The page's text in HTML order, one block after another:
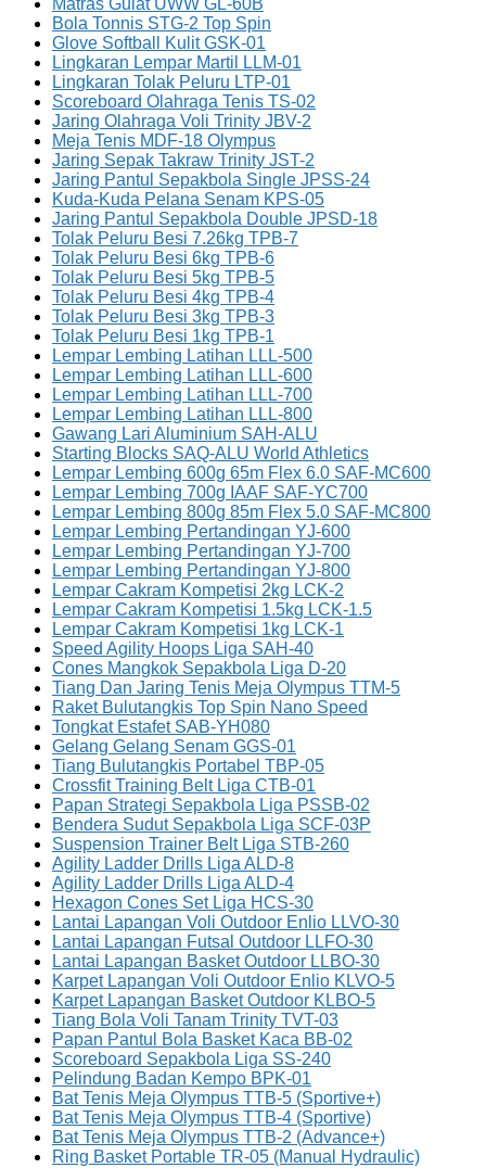
Bola Tonnis STG-2 Top Spin
Glove Softball Kulit GSK-01
Lingkaran Lempar Martil LLM-01
Lingkaran Tolak Peluru LTP-01
Scoreboard Olahraga Tenis TS-02
Jaring Olahraga Voli Trinity JBV-2
Meja Tenis MDF-18 Olympus
Jaring Sepak Takraw Trinity JST-2
Jaring Pantul Sepakbola Single JPSS-24
Kuda-Kuda Pelana Senam KPS-05
Jaring Pantul Sepakbola Double JPSD-18
Tolak Peluru Besi 7.26kg TPB-7
Tolak Peluru Besi 6kg TPB-6
Tolak Peluru Besi 5kg TPB-5
Tolak Peluru Besi 4kg TPB-4
Tolak Peluru Besi 3kg TPB-3
Tolak Peluru Besi 1kg TPB-1
Lempar Lembing Latihan LLL-500
Lempar Lembing Latihan LLL-600
Lempar Lembing Latihan LLL-700
Lempar Lembing Latihan LLL-800
Gawang Lari Aluminium SAH-ALU
Starting Blocks SAQ-ALU World Athletics
Lempar Lembing 600g 65m Flex 6.0 SAF-MC600
Lempar Lembing 700g IAAF SAF-YC700
Lempar Lembing 800g 85m Flex 5.0 SAF-MC800
Lempar Lembing Pertandingan YJ-600
Lempar Lembing Pertandingan YJ-700
Lempar Lembing Pertandingan YJ-800
Lempar Cakram Kompetisi 2kg LCK-2
Lempar Cakram Kompetisi 1.5kg LCK-1.5
Lempar Cakram Kompetisi 1kg LCK-1
Speed Agility Hoops Liga SAH-40
Cones Mangkok Sepakbola Liga D-20
Tiang Dan Jaring Tenis Meja Olympus TTM-5
Raket Bulutangkis Top Spin Nano Speed
Tongkat Estafet SAB-YH080
Gelang Gelang Senam GGS-01
Tiang Bulutangkis Portabel TBP-05
Crossfit Training Belt Liga CTB-01
Papan Strategi Sepakbola Liga PSSB-02
Bendera Sudut Sepakbola Liga SCF-03P
Suspension Trainer Belt Liga STB-260
Agility Ladder Drills Liga ALD-8
Agility Ladder Drills Liga ALD-4
Hexagon Cones Set Liga HCS-30
Lantai Lapangan Voli Outdoor Enlio LLVO-30
Lantai Lapangan Futsal Outdoor LLFO-30
Lantai Lapangan Basket Outdoor LLBO-30
Karpet Lapangan Voli Outdoor Enlio KLVO-5
Karpet Lapangan Basket Outdoor KLBO-5
Tiang Bola Voli Tanam Trinity TVT-03
Papan Pantul Bola Basket Kaca BB-02
Scoreboard Sepakbola Liga SS-240
Pelindung Badan Kempo BPK-01
Bat Tenis Meja Olympus TTB-5 (Sportive+)
Bat Tenis Meja Olympus TTB-4 (Sportive)
Bat Tenis Meja Olympus TTB-2 (Advance+)
Ring Basket Portable TR-05 (Manual Hydraulic)